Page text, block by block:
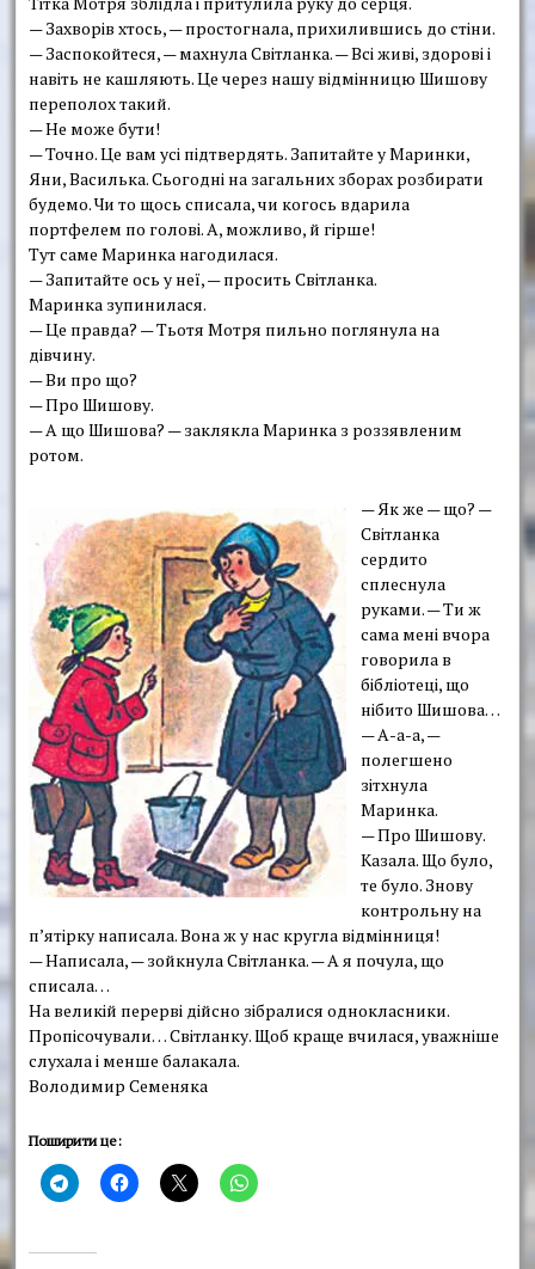
— Захворів хтось, — простогнала, прихилившись до стіни.
— Заспокойтеся, — махнула Світланка. — Всі живі, здорові і
навіть не кашляють. Це через нашу відмінницю Шишову
переполох такий.
— Не може бути!
— Точно. Це вам усі підтвердять. Запитайте у Маринки,
Яни, Василька. Сьогодні на загальних зборах розбирати
будемо. Чи то щось списала, чи когось вдарила
портфелем по голові. А, можливо, й гірше!
Тут саме Маринка нагодилася.
— Запитайте ось у неї, — просить Світланка.
Маринка зупинилася.
— Це правда? — Тьотя Мотря пильно поглянула на
дівчину.
— Ви про що?
— Про Шишову.
— А що Шишова? — заклякла Маринка з роззявленим
ротом.
— Як же — що? —
Світланка
сердито
сплеснула
руками. — Ти ж
сама мені вчора
говорила в
бібліотеці, що
нібито Шишова…
— А-а-а, —
полегшено
зітхнула
Маринка.
— Про Шишову.
Казала. Що було,
те було. Знову
контрольну на
п’ятірку написала. Вона ж у нас кругла відмінниця!
— Написала, — зойкнула Світланка. — А я почула, що
списала…
На великій перерві дійсно зібралися однокласники.
Пропісочували… Світланку. Щоб краще вчилася, уважніше
слухала і менше балакала.
Володимир Семеняка
Поширити це: